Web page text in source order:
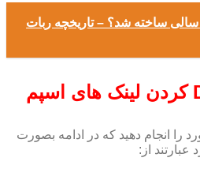
سالی ساخته شد؟ – تاریخچه ربات
را انجام دهید که در ادامه بصورت
از: